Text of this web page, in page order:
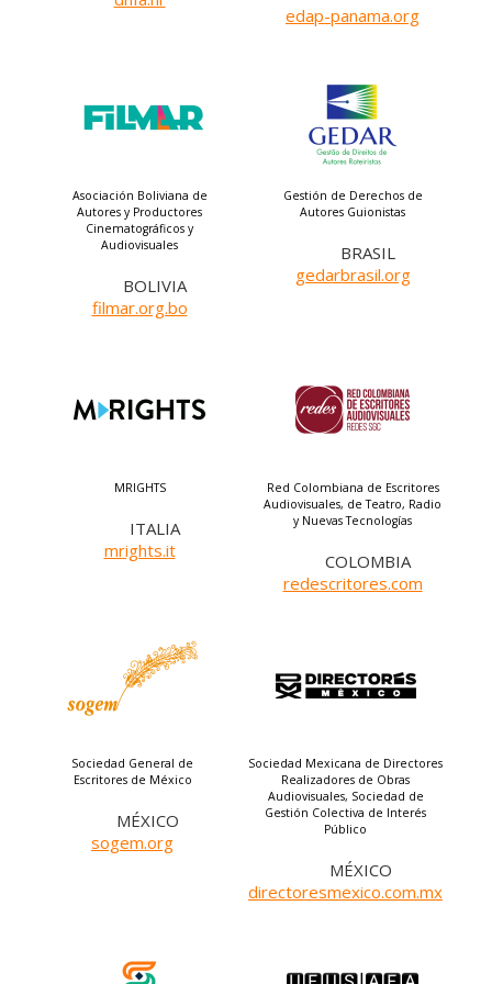
edap-panama.org
Asociación Boliviana de
Autores y Productores
Cinematográficos y
Audiovisuales
BOLIVIA
filmar.org.bo
Gestión de Derechos de
Autores Guionistas
BRASIL
gedarbrasil.org
MRIGHTS
ITALIA
mrights.it
Red Colombiana de Escritores
Audiovisuales, de Teatro, Radio
y Nuevas Tecnologías
COLOMBIA
redescritores.com
Sociedad General de
Escritores de México
MÉXICO
sogem.org
Sociedad Mexicana de Directores
Realizadores de Obras
Audiovisuales, Sociedad de
Gestión Colectiva de Interés
Público
MÉXICO
directoresmexico.com.mx